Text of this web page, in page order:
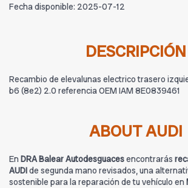
Fecha disponible: 2025-07-12
DESCRIPCIÓN
Recambio de elevalunas electrico trasero
b6 (8e2) 2.0 referencia OEM IAM 8E0839461
ABOUT AUDI
En DRA Balear Autodesguacesencontrarás
AUDIde segunda mano revisados, una
sostenible para la reparación de tu vehículo en